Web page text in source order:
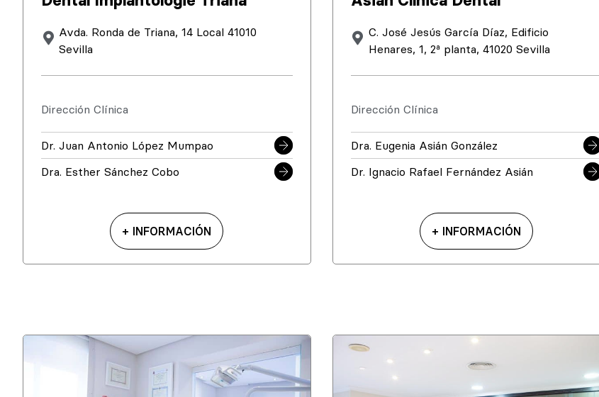
Avda. Ronda de Triana, 14 Local 41010
Sevilla
Dirección Clínica
Dr. Juan Antonio López Mumpao
Dra. Esther Sánchez Cobo
+ INFORMACIÓN
C. José Jesús García Díaz, Edificio
Henares, 1, 2ª planta, 41020 Sevilla
Dirección Clínica
Dra. Eugenia Asián González
Dr. Ignacio Rafael Fernández Asián
+ INFORMACIÓN